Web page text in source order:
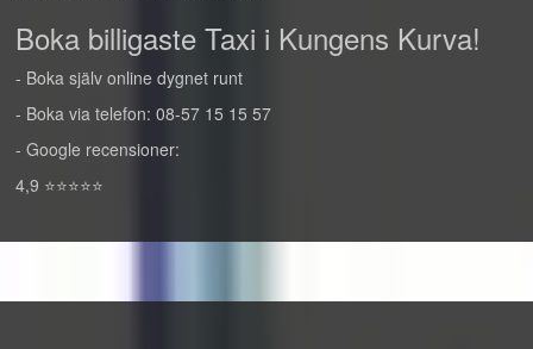
Boka billigaste Taxi i Kungens Kurva!
- Boka själv online dygnet runt
- Boka via telefon: 08-57 15 15 57
- Google recensioner:
4,9 ⭐⭐⭐⭐⭐